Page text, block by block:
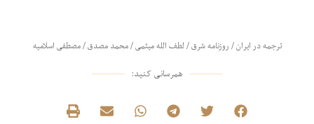
ترجمه در ایران/روزنامه شرق/لطف الله میثمی/محمد مصدق/مصطفی اسلامیه
همرسانی کنید: